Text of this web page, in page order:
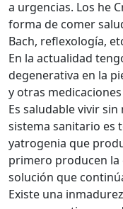
a urgencias. Los he
forma de comer
Bach, reflexología,
En la actualidad
degenerativa en la
y otras
Es saludable vivir
sistema sanitario es
yatrogenia que
primero producen la
solución que
Existe una